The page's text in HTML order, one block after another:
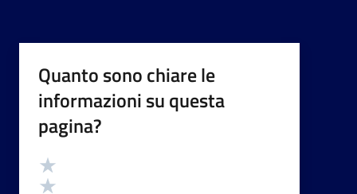
Quanto sono chiare le
informazioni su questa
pagina?
Valutazione